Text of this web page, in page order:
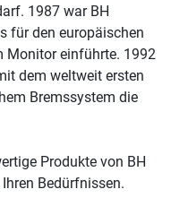
1987 war BH
für den europäischen
Monitor einführte. 1992
dem weltweit ersten
Bremssystem die
Produkte von BH
Bedürfnissen.